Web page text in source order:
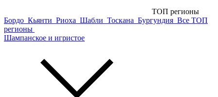
ТОП регионы
Бордо Кьянти Риоха Шабли Тоскана Бургундия Все ТОП
регионы
Шампанское и игристое